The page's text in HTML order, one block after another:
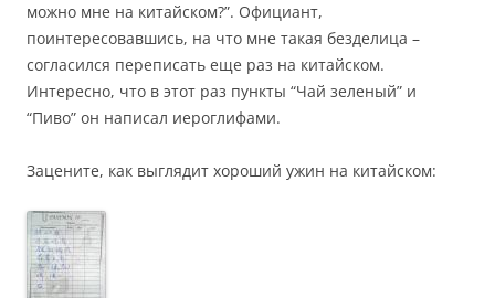
можно мне на китайском?”. Официант,
поинтересовавшись, на что мне такая безделица –
согласился переписать еще раз на китайском.
Интересно, что в этот раз пункты “Чай зеленый” и
“Пиво” он написал иероглифами.
Зацените, как выглядит хороший ужин на китайском: